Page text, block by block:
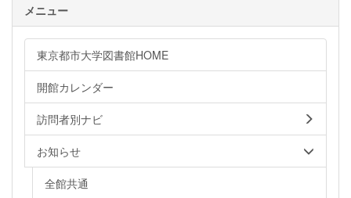
メニュー
東京都市大学図書館HOME
開館カレンダー
訪問者別ナビ
お知らせ
全館共通